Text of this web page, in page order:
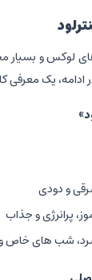
لوکس و
یک معرفی
»
و دودی
پرانرژی و جذاب
شب های خاص